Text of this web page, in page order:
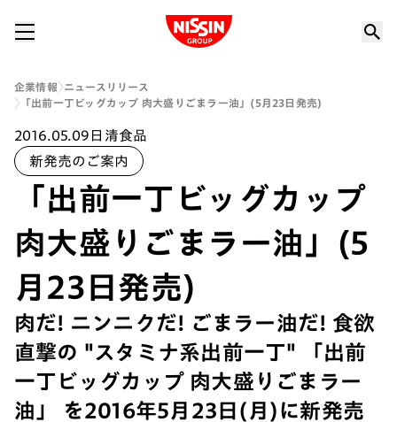
Nissin Group
企業情報
ニュースリリース
「出前一丁ビッグカップ 肉大盛りごまラー油」(5月23日発売)
2016.05.09 日清食品
新発売のご案内
「出前一丁ビッグカップ
肉大盛りごまラー油」(5
月23日発売)
肉だ! ニンニクだ! ごまラー油だ! 食欲
直撃の "スタミナ系出前一丁" 「出前
一丁ビッグカップ 肉大盛りごまラー
油」 を2016年5月23日(月)に新発売